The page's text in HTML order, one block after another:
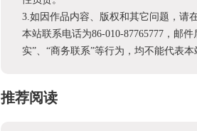
3.如因作品内容、版权和其它问题，请
本站联系电话为86-010-87765777，邮
实”、“商务联系”等行为，均不能代表
推荐阅读